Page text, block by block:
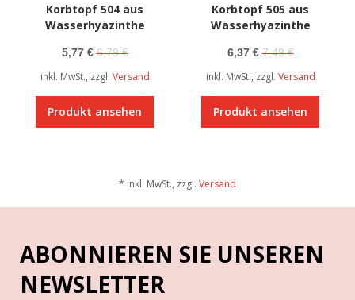
Korbtopf 504 aus
Wasserhyazinthe
5,77 € 6,79 €
inkl. MwSt., zzgl. Versand
Produkt ansehen
Korbtopf 505 aus
Wasserhyazinthe
6,37 € 7,49 €
inkl. MwSt., zzgl. Versand
Produkt ansehen
* inkl. MwSt., zzgl. Versand
ABONNIEREN SIE UNSEREN
NEWSLETTER